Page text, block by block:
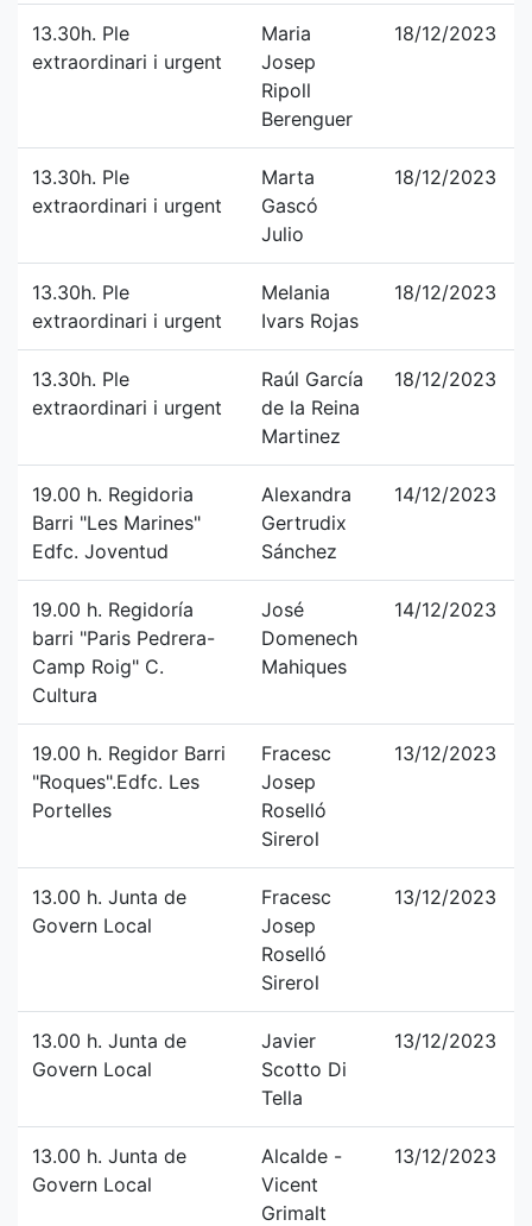
13.30h. Ple
extraordinari i urgent
Maria
Josep
Ripoll
Berenguer
18/12/2023
13.30h. Ple
extraordinari i urgent
Marta
Gascó
Julio
18/12/2023
13.30h. Ple
extraordinari i urgent
Melania
Ivars Rojas
18/12/2023
13.30h. Ple
extraordinari i urgent
Raúl García
de la Reina
Martinez
18/12/2023
19.00 h. Regidoria
Barri "Les Marines"
Edfc. Joventud
Alexandra
Gertrudix
Sánchez
14/12/2023
19.00 h. Regidoría
barri "Paris Pedrera-
Camp Roig" C.
Cultura
José
Domenech
Mahiques
14/12/2023
19.00 h. Regidor Barri
"Roques".Edfc. Les
Portelles
Fracesc
Josep
Roselló
Sirerol
13/12/2023
13.00 h. Junta de
Govern Local
Fracesc
Josep
Roselló
Sirerol
13/12/2023
13.00 h. Junta de
Govern Local
Javier
Scotto Di
Tella
13/12/2023
13.00 h. Junta de
Govern Local
Alcalde -
Vicent
Grimalt
13/12/2023